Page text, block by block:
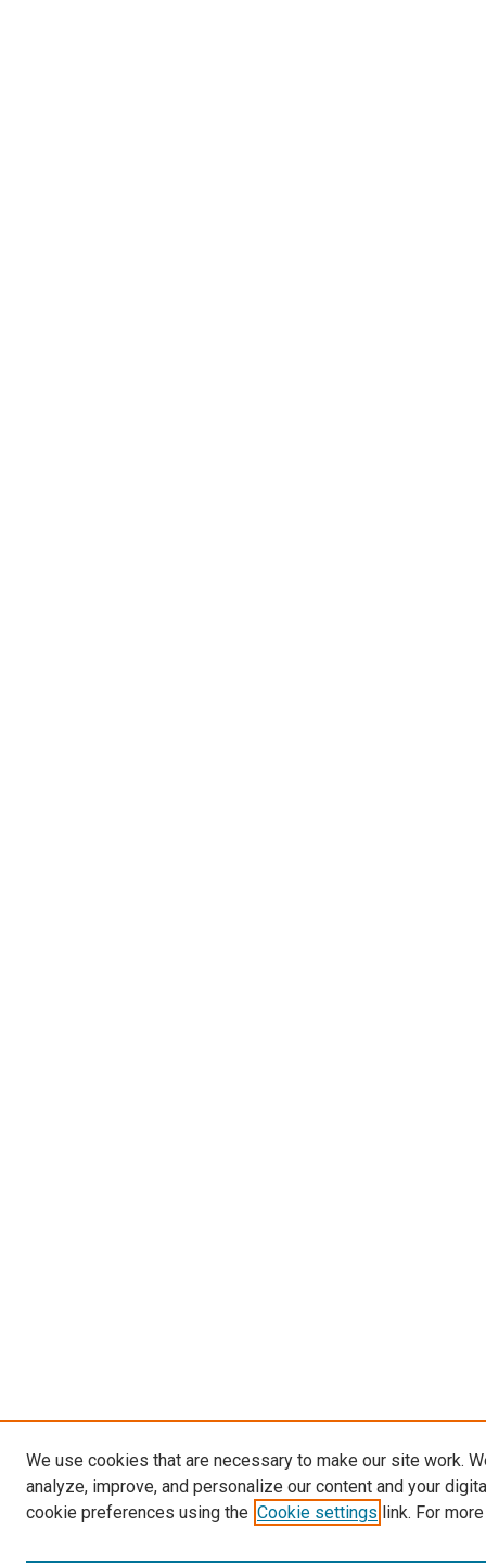
We use cookies that are necessary to make our site work.
analyze, improve, and personalize our content and your
cookie preferences using the Cookie settings link. For